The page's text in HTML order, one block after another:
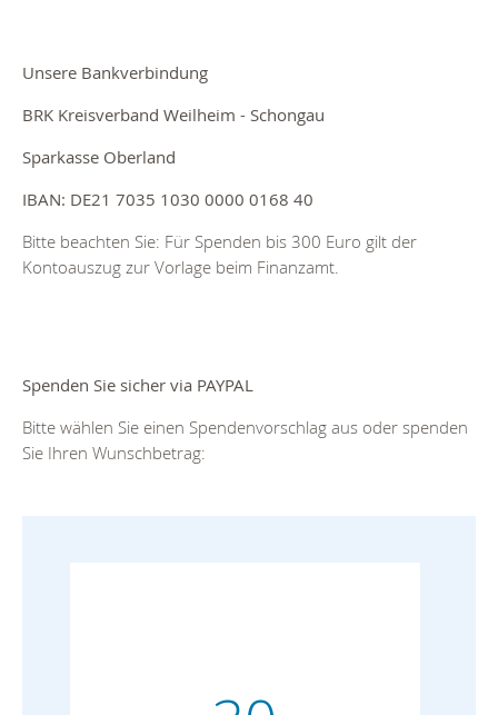
Unsere Bankverbindung
BRK Kreisverband Weilheim - Schongau
Sparkasse Oberland
IBAN: DE21 7035 1030 0000 0168 40
Bitte beachten Sie: Für Spenden bis 300 Euro gilt der
Kontoauszug zur Vorlage beim Finanzamt.
Spenden Sie sicher via PAYPAL
Bitte wählen Sie einen Spendenvorschlag aus oder spenden
Sie Ihren Wunschbetrag: